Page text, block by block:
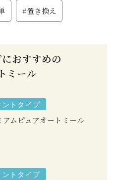
#置き換え
おすすめの
ミール
ントタイプ
アムピュアオートミール
ントタイプ